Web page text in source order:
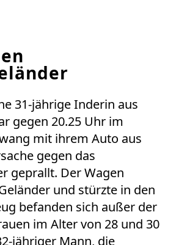
31-jährige Inderin aus
gegen 20.25 Uhr im
mit ihrem Auto aus
gegen das
geprallt. Der Wagen
und stürzte in den
befanden sich außer der
im Alter von 28 und 30
jähriger Mann, die